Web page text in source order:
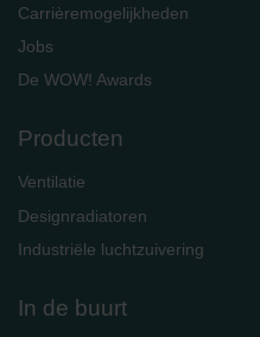
Carrièremogelijkheden
Jobs
De WOW! Awards
Producten
Ventilatie
Designradiatoren
Industriële luchtzuivering
In de buurt